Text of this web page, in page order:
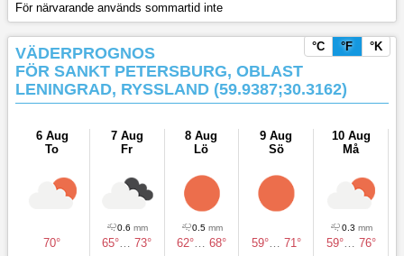
För närvarande används sommartid inte
VÄDERPROGNOS
FÖR SANKT PETERSBURG, OBLAST
LENINGRAD, RYSSLAND (59.9387;30.3162)
°C °F °K
6 Aug
To
70°
7 Aug
Fr
0.6mm
65°… 73°
8 Aug
Lö
0.5mm
62°… 68°
9 Aug
Sö
59°… 71°
10 Aug
Må
0.3 mm
59°… 76°